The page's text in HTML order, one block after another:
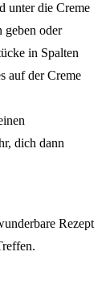
unter die Creme
geben oder
in Spalten
auf der Creme
dich dann
Rezept